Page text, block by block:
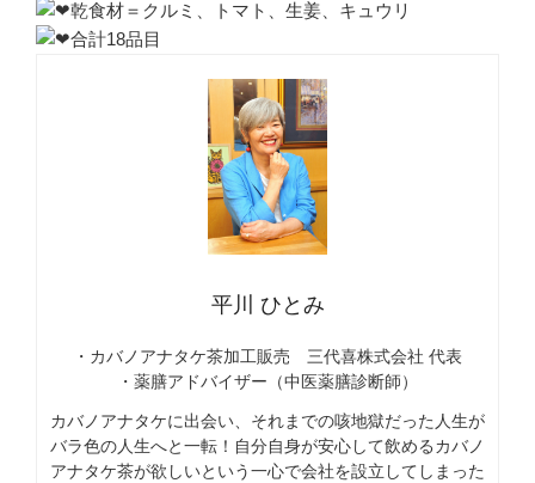
乾食材＝クルミ、トマト、生姜、キュウリ
合計18品目
平川 ひとみ
・カバノアナタケ茶加工販売 三代喜株式会社 代表
・薬膳アドバイザー（中医薬膳診断師）
カバノアナタケに出会い、それまでの咳地獄だった人生が
バラ色の人生へと一転！自分自身が安心して飲めるカバノ
アナタケ茶が欲しいという一心で会社を設立してしまった